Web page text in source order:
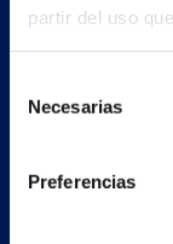
partir del uso
Necesarias
Preferencias